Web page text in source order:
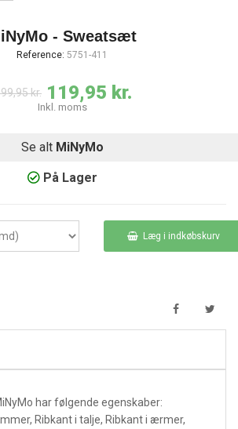
- Sweatsæt
Reference: 5751-411
kr. 119,95 kr.
Inkl. moms
Se alt MiNyMo
På Lager
Læg i indkøbskurv
har følgende egenskaber:
Ribkant i talje, Ribkant i ærmer,